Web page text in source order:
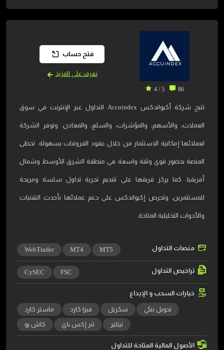
86
5 / 4
تتيح شركة أكيواندكس Accuindex التداول عبر الإنترنت في سوق
العملات، والأسهم، والمؤشرات، والسلع، والمعادن. وتوفر الشركة
لعملائها إمكانية الاستثمار من خلال عقود الفروقات بسهولة. تحظى
المنصة بحضور قوي وثقة واسعة في منطقة الشرق الأوسط وشمال
أفريقيا. كما يركز فريقها على تقديم تجربة تداول سلسة ومريحة
للمستثمرين. وتحرص إكيواندكس على دعم عملائها بأحدث التقنيات
والأدوات التحليلية المتاحة.
فتح حساب
تعرف على المزيد
منصات التداول MT5
MT4
WebTrader
تراخيص التداول FSC
CySEC
خيارات السحب و الإيداع
تحويل بنكي سكريل فيزا كارد
ماستر كارد
نيتلير
تنر إكس باي كاش يو
الأصول المالية المتاحة للتداول